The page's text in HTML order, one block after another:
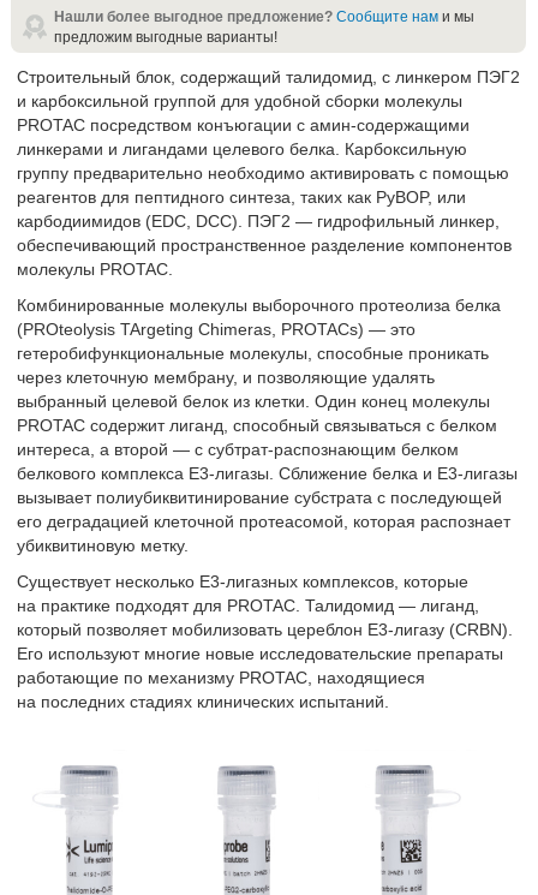
Нашли более выгодное предложение? Сообщите нам и мы
предложим выгодные варианты!
Строительный блок, содержащий талидомид, с линкером ПЭГ2
и карбоксильной группой для удобной сборки молекулы
PROTAC посредством конъюгации с амин-содержащими
линкерами и лигандами целевого белка. Карбоксильную
группу предварительно необходимо активировать с помощью
реагентов для пептидного синтеза, таких как PyBOP, или
карбодиимидов (EDC, DCC). ПЭГ2 — гидрофильный линкер,
обеспечивающий пространственное разделение компонентов
молекулы PROTAC.
Комбинированные молекулы выборочного протеолиза белка
(PROteolysis TArgeting Chimeras, PROTACs) — это
гетеробифункциональные молекулы, способные проникать
через клеточную мембрану, и позволяющие удалять
выбранный целевой белок из клетки. Один конец молекулы
PROTAC содержит лиганд, способный связываться с белком
интереса, а второй — с субтрат-распознающим белком
белкового комплекса E3-лигазы. Сближение белка и E3-лигазы
вызывает полиубиквитинирование субстрата с последующей
его деградацией клеточной протеасомой, которая распознает
убиквитиновую метку.
Существует несколько Е3-лигазных комплексов, которые
на практике подходят для PROTAC. Талидомид — лиганд,
который позволяет мобилизовать цереблон E3-лигазу (CRBN).
Его используют многие новые исследовательские препараты
работающие по механизму PROTAC, находящиеся
на последних стадиях клинических испытаний.